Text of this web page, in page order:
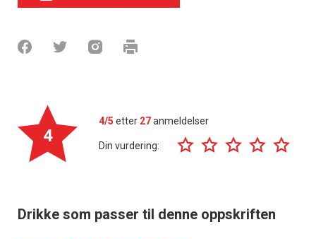
4
4/5 etter 27anmeldelser
Din vurdering:
Drikke som passer til denne oppskriften